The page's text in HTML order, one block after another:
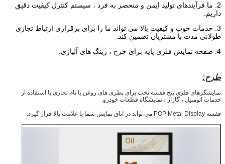
2. ما فرآیندهای تولید ایمن و منحصر به فرد ، سیستم کنترل کیفیت دقیق
داریم.
3. خدمات خوب و کیفیت بالا می تواند ما را برای برقراری ارتباط تجاری
طولانی مدت با مشتریان تضمین کند.
4. صفحه نمایش فلزی پایه برای چرخ ، رینگ های آلیاژی.
طرح:
نمایشگرهای فلزی پنج قفسه تخت برای بطری های روغن با نام تجاری با استفاده از
خدمات اتومبیل ، گاراژ ، نمایشگاه قطعات خودرو.
قفسه POP Metal Display می تواند در اتاق نمایش شما با علامت بالا قرار گیرد.